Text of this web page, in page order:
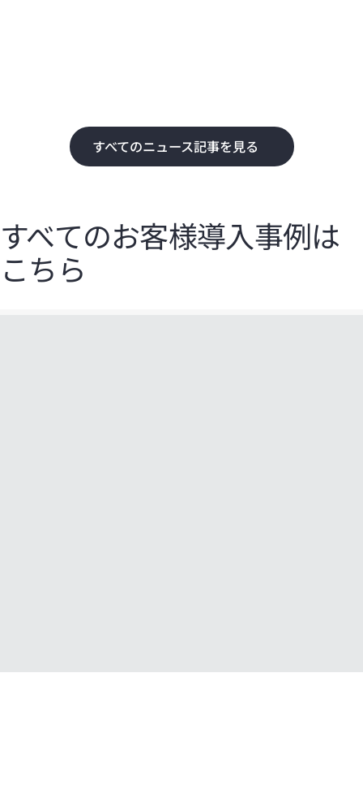
すべてのニュース記事を見る
すべてのお客様導入事例は
こちら